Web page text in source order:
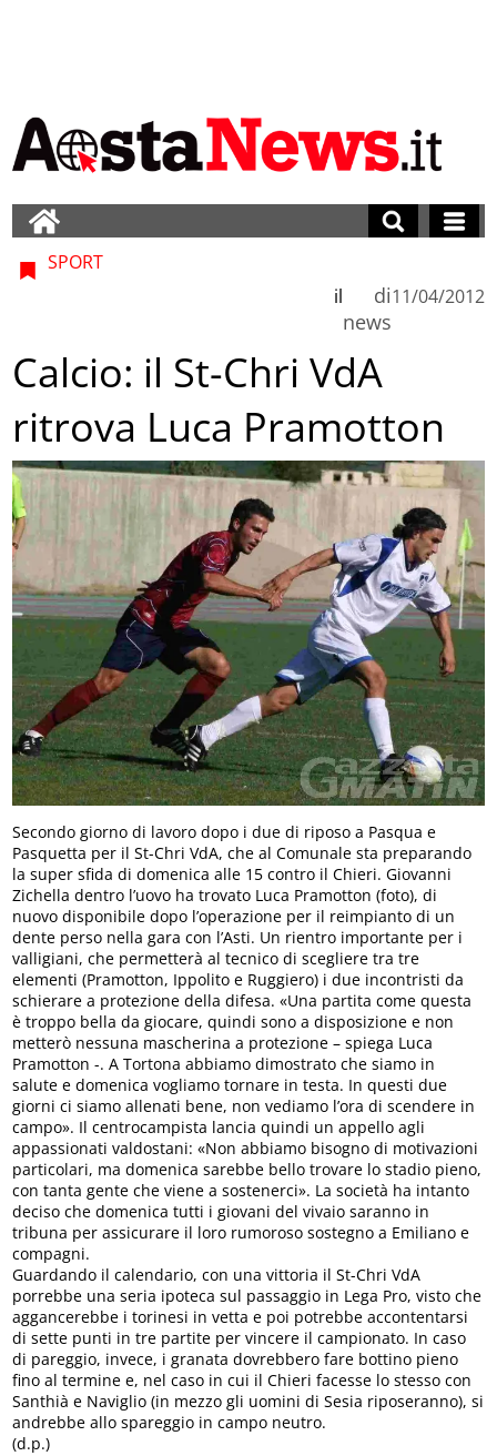
SPORT
di
news
il 11/04/2012
Calcio: il St-Chri VdA
ritrova Luca Pramotton
Secondo giorno di lavoro dopo i due di riposo a Pasqua e
Pasquetta per il St-Chri VdA, che al Comunale sta preparando
la super sfida di domenica alle 15 contro il Chieri. Giovanni
Zichella dentro l’uovo ha trovato Luca Pramotton (foto), di
nuovo disponibile dopo l’operazione per il reimpianto di un
dente perso nella gara con l’Asti. Un rientro importante per i
valligiani, che permetterà al tecnico di scegliere tra tre
elementi (Pramotton, Ippolito e Ruggiero) i due incontristi da
schierare a protezione della difesa. «Una partita come questa
è troppo bella da giocare, quindi sono a disposizione e non
metterò nessuna mascherina a protezione – spiega Luca
Pramotton -. A Tortona abbiamo dimostrato che siamo in
salute e domenica vogliamo tornare in testa. In questi due
giorni ci siamo allenati bene, non vediamo l’ora di scendere in
campo». Il centrocampista lancia quindi un appello agli
appassionati valdostani: «Non abbiamo bisogno di motivazioni
particolari, ma domenica sarebbe bello trovare lo stadio pieno,
con tanta gente che viene a sostenerci». La società ha intanto
deciso che domenica tutti i giovani del vivaio saranno in
tribuna per assicurare il loro rumoroso sostegno a Emiliano e
compagni.
Guardando il calendario, con una vittoria il St-Chri VdA
porrebbe una seria ipoteca sul passaggio in Lega Pro, visto che
aggancerebbe i torinesi in vetta e poi potrebbe accontentarsi
di sette punti in tre partite per vincere il campionato. In caso
di pareggio, invece, i granata dovrebbero fare bottino pieno
fino al termine e, nel caso in cui il Chieri facesse lo stesso con
Santhià e Naviglio (in mezzo gli uomini di Sesia riposeranno), si
andrebbe allo spareggio in campo neutro.
(d.p.)